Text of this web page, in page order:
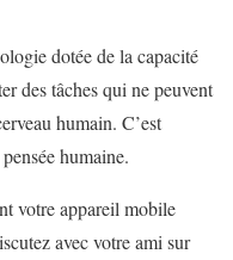
dotée de la capacité
des tâches qui ne peuvent
humain. C’est
humaine.
votre appareil mobile
avec votre ami sur